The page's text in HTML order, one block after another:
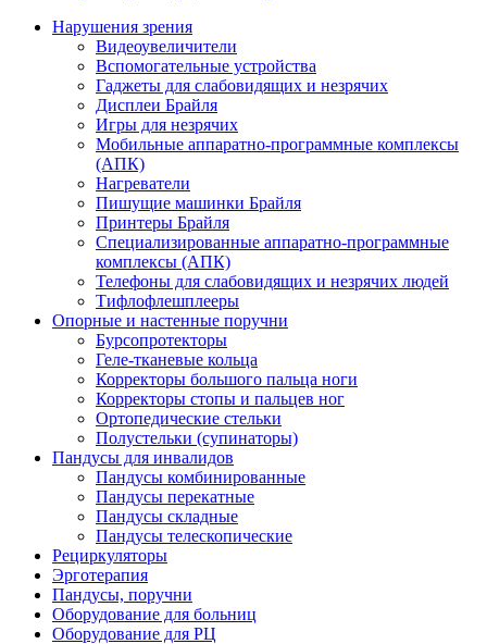
Нарушения зрения
Видеоувеличители
Вспомогательные устройства
Гаджеты для слабовидящих и незрячих
Дисплеи Брайля
Игры для незрячих
Мобильные аппаратно-программные комплексы
(АПК)
Нагреватели
Пишущие машинки Брайля
Принтеры Брайля
Специализированные аппаратно-программные
комплексы (АПК)
Телефоны для слабовидящих и незрячих людей
Тифлофлешплееры
Опорные и настенные поручни
Бурсопротекторы
Геле-тканевые кольца
Корректоры большого пальца ноги
Корректоры стопы и пальцев ног
Ортопедические стельки
Полустельки (супинаторы)
Пандусы для инвалидов
Пандусы комбинированные
Пандусы перекатные
Пандусы складные
Пандусы телескопические
Рециркуляторы
Эрготерапия
Пандусы, поручни
Оборудование для больниц
Оборудование для РЦ